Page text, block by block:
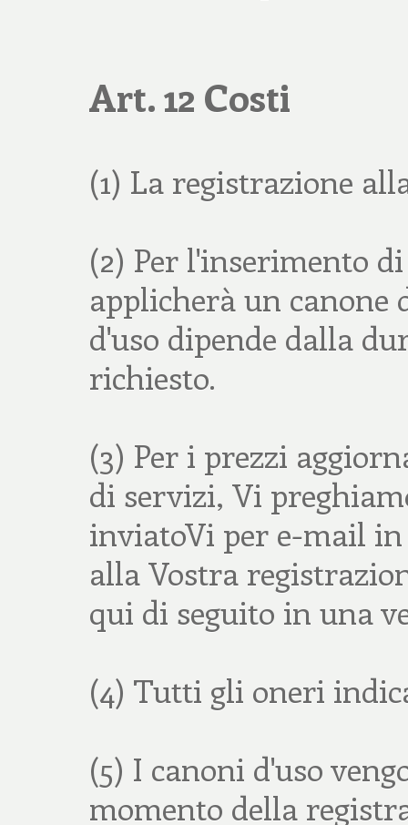
Art. 12 Costi
(1) La registrazione
(2) Per l'inserimento
applicherà un canone
d'uso dipende dalla
richiesto.
(3) Per i prezzi
di servizi, Vi
inviatoVi per e-mail in
alla Vostra
qui di seguito in una
(4) Tutti gli oneri
(5) I canoni d'uso
momento della